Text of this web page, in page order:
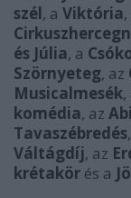
szél, a Viktória,
és Júlia, a
Szörnyeteg, az
Musicalmesék,
komédia, az
Tavaszébredés
Váltágdíj, az
krétakör és a